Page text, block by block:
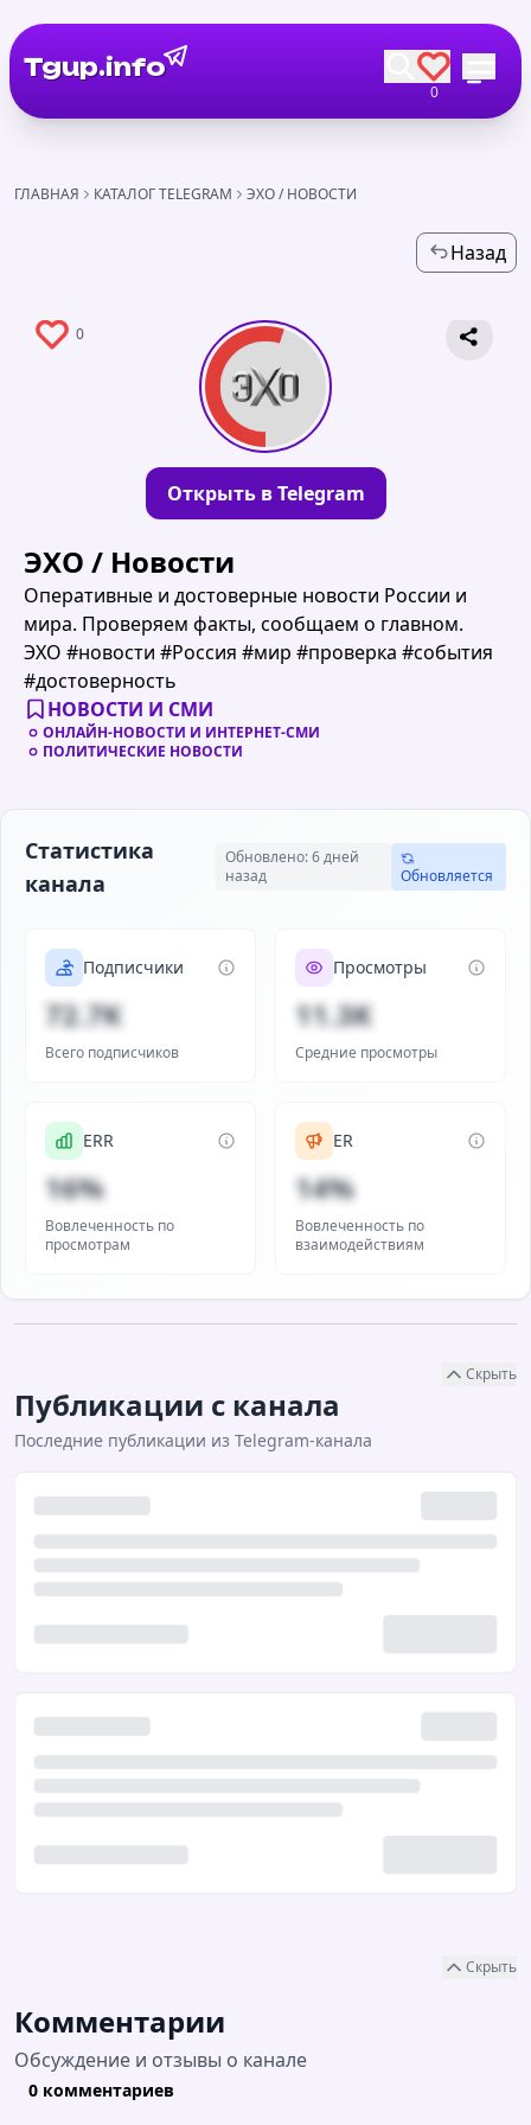
Tgup.info
0
ГЛАВНАЯ КАТАЛОГ TELEGRAM ЭХО / НОВОСТИ
Назад
0
Открыть в Telegram
ЭХО / Новости
Оперативные и достоверные новости России и
мира. Проверяем факты, сообщаем о главном.
ЭХО #новости #Россия #мир #проверка #события
#достоверность
НОВОСТИ И СМИ
ОНЛАЙН-НОВОСТИ И ИНТЕРНЕТ-СМИ
ПОЛИТИЧЕСКИЕ НОВОСТИ
Статистика
канала
Обновлено: 6 дней
назад
Обновляется
Подписчики
72.7K
Всего подписчиков
Просмотры
11.3K
Средние просмотры
ERR
16%
Вовлеченность по
просмотрам
ER
14%
Вовлеченность по
взаимодействиям
Скрыть
Комментарии
Обсуждение и отзывы о канале
0 комментариев
Скрыть
Публикации с канала
Последние публикации из Telegram-канала